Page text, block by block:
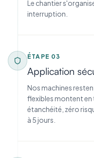
Le chantier
interruption.
ÉTAPE 03
Application
Nos machines
flexibles montent
étanchéité, zéro
à 5 jours.